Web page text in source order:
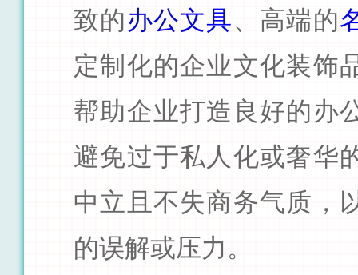
致的办公文具、高端的
定制化的企业文化装饰
帮助企业打造良好的办
避免过于私人化或奢华
中立且不失商务气质，
的误解或压力。